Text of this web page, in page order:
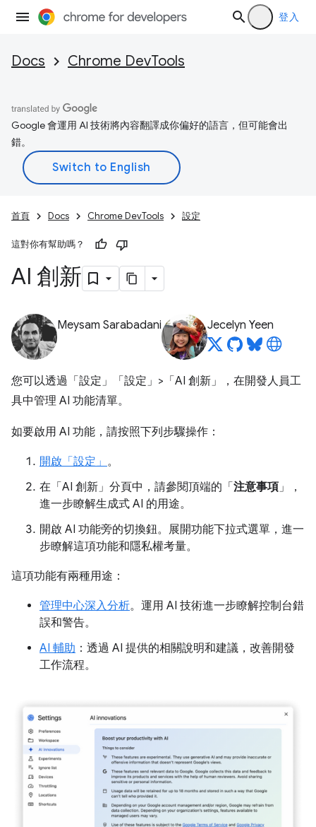
登入
Docs Chrome DevTools
Google 會運用 AI 技術將內容翻譯成你偏好的語言，但可能會出
錯。
首頁 Docs Chrome DevTools 設定
這對你有幫助嗎？
AI 創新
Meysam Sarabadani Jecelyn Yeen
您可以透過「設定」 「設定」>「AI 創新」
，在開發人員工
具中管理 AI 功能清單。
如要啟用 AI 功能，請按照下列步驟操作：
開啟「設定」 。
在「AI 創新」 分頁中，請參閱頂端的「 注意事項」，
進一步瞭解生成式 AI 的用途。
開啟 AI 功能旁的切換鈕。展開功能下拉式選單，進一
步瞭解這項功能和隱私權考量。
這項功能有兩種用途：
管理中心深入分析。運用 AI 技術進一步瞭解控制台錯
誤和警告。
AI 輔助 ：透過 AI 提供的相關說明和建議，改善開發
工作流程。